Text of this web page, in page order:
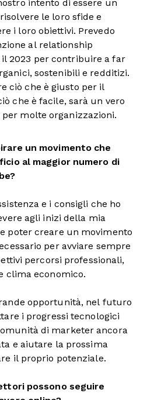
intento di essere un
le loro sfide e
i loro obiettivi. Prevedo
al relationship
2023 per contribuire a far
sostenibili e redditizi.
ciò che è giusto per il
che è facile, sarà un vero
molte organizzazioni.
un movimento che
al maggior numero di
e i consigli che ho
agli inizi della mia
poter creare un movimento
per avviare sempre
percorsi professionali,
clima economico.
opportunità, nel futuro
i progressi tecnologici
di marketer ancora
e aiutare la prossima
il proprio potenziale.
possono seguire